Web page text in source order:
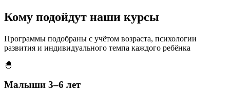
Кому подойдут наши курсы
Программы подобраны с учётом возраста, психологии
развития и индивидуального темпа каждого ребёнка
🐣
Малыши 3–6 лет